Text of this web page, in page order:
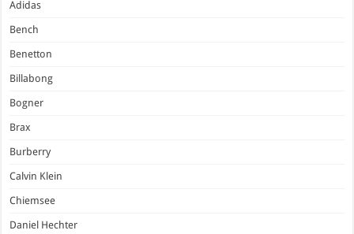
Adidas
Bench
Benetton
Billabong
Bogner
Brax
Burberry
Calvin Klein
Chiemsee
Daniel Hechter